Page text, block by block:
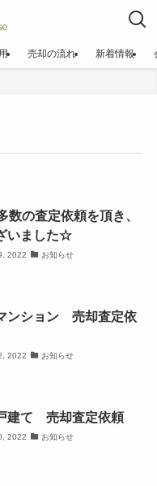
売却の流れ 新着情報
数の査定依頼を頂き、
いました☆
2022 お知らせ
ンション 売却査定依
2022 お知らせ
建て 売却査定依頼
2022 お知らせ